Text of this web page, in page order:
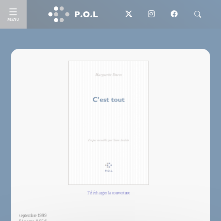
MENU
Télécharger la couverture
septembre 1999